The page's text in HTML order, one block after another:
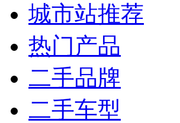
城市站推荐
热门产品
二手品牌
二手车型